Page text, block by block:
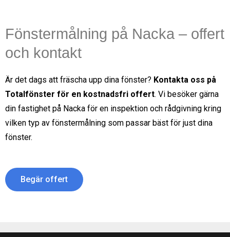
Fönstermålning på Nacka – offert
och kontakt
Är det dags att fräscha upp dina fönster? Kontakta oss på
Totalfönster för en kostnadsfri offert. Vi besöker gärna
din fastighet på Nacka för en inspektion och rådgivning kring
vilken typ av fönstermålning som passar bäst för just dina
fönster.
Begär offert